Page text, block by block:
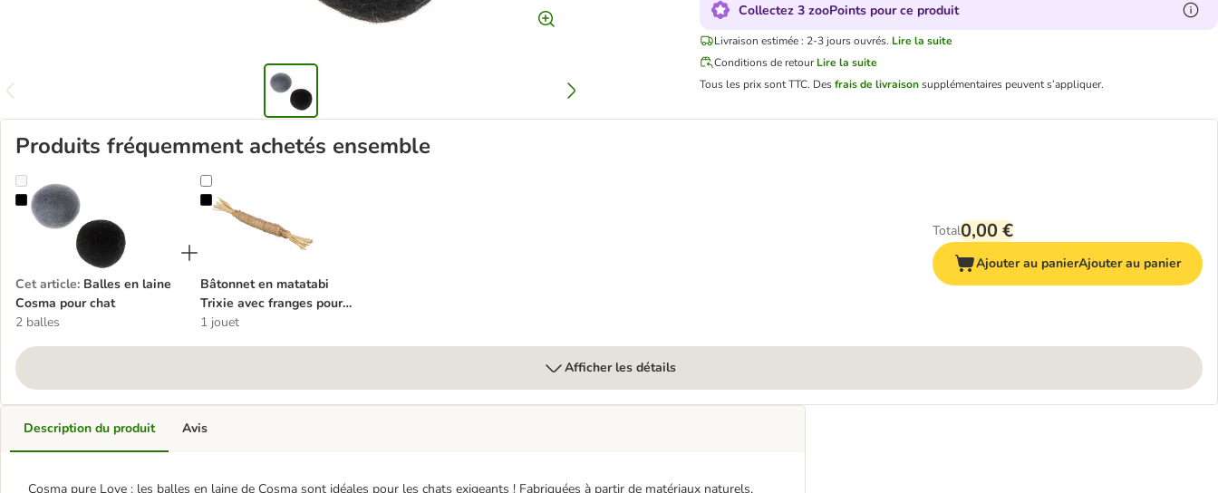
Collectez 3 zooPoints pour ce produit
Livraison estimée : 2-3 jours ouvrés. Lire la suite
Conditions de retour Lire la suite
Tous les prix sont TTC. Desfrais de livraisonsupplémentaires peuvent s’appliquer.
Produits fréquemment achetés ensemble
Balles en laine Cosma pour chat
Cet article: Balles en laine
Cosma pour chat
2 balles
Bâtonnet en matatabi Trixie avec franges pour chat
Bâtonnet en matatabi
Trixie avec franges pour
chat
1 jouet
Total0,00 €
Ajouter au panierAjouter au panier
Afficher les détails
Description du produit
Cosma pure Love : les balles en laine de Cosma sont idéales pour les chats exigeants ! Fabriquées à partir de matériaux naturels,
Avis